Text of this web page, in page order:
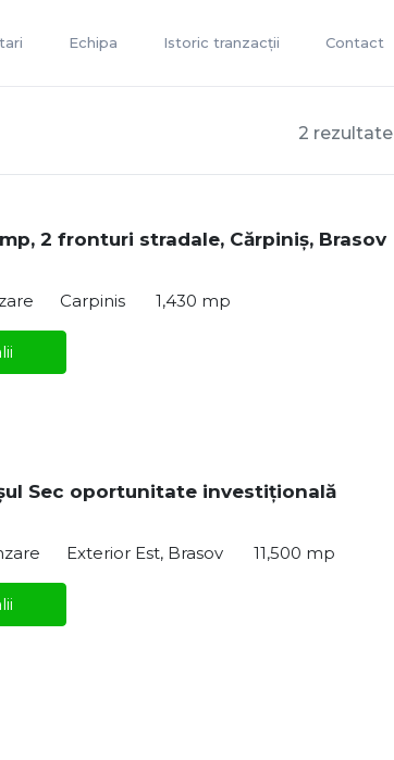
Echipa Istoric tranzacții Contact
2 rezultate
2 fronturi stradale, Cărpiniș, Brasov
Carpinis 1,430 mp
Sec oportunitate investițională
Exterior Est, Brasov 11,500 mp